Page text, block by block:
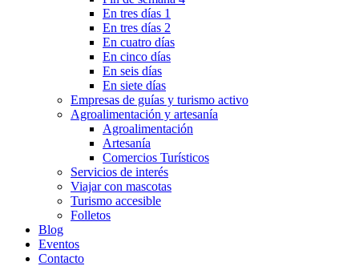
En tres días 1
En tres días 2
En cuatro días
En cinco días
En seis días
En siete días
Empresas de guías y turismo activo
Agroalimentación y artesanía
Agroalimentación
Artesanía
Comercios Turísticos
Servicios de interés
Viajar con mascotas
Turismo accesible
Folletos
Blog
Eventos
Contacto